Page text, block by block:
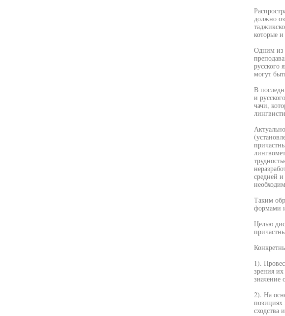
должно
которые
Одним из
русского
могут
В
и
чачи,
средней
Таким
формами
Целью
1).
зрения
значение
2). На
позициях
сходства